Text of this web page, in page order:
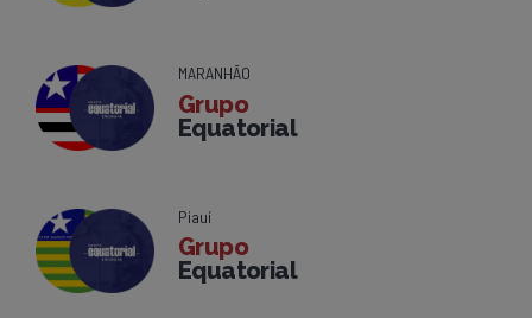
MARANHÃO
Grupo
Equatorial
Piauí
Grupo
Equatorial